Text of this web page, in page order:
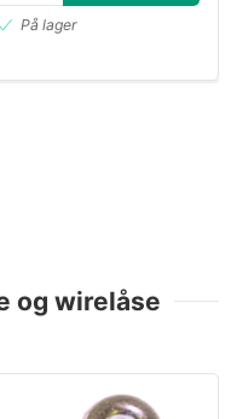
På lager
og wirelåse